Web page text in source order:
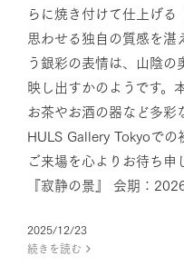
らに焼き付けて仕上げ
思わせる独自の質感を湛
う銀彩の表情は、山陰
映し出すかのようです。
お茶やお酒の器など多彩
HULS Gallery Tokyoで
ご来場を心よりお待ち
『寂静の景』 会期：
2025/12/23
続きを読む